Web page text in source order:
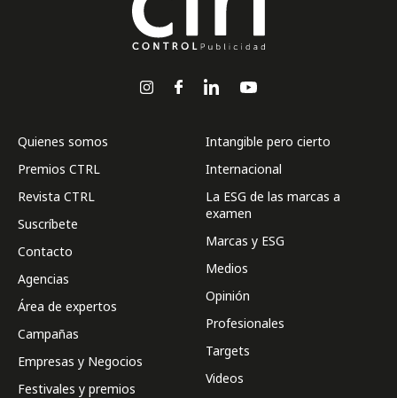
Quienes somos
Premios CTRL
Revista CTRL
Suscríbete
Contacto
Agencias
Área de expertos
Campañas
Empresas y Negocios
Festivales y premios
Intangible pero cierto
Internacional
La ESG de las marcas a
examen
Marcas y ESG
Medios
Opinión
Profesionales
Targets
Videos